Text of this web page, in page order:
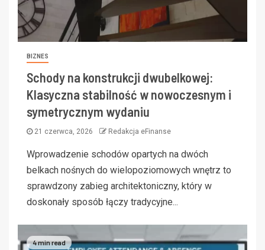
BIZNES
Schody na konstrukcji dwubelkowej:
Klasyczna stabilność w nowoczesnym i
symetrycznym wydaniu
21 czerwca, 2026 Redakcja eFinanse
Wprowadzenie schodów opartych na dwóch
belkach nośnych do wielopoziomowych wnętrz to
sprawdzony zabieg architektoniczny, który w
doskonały sposób łączy tradycyjne...
4 min read